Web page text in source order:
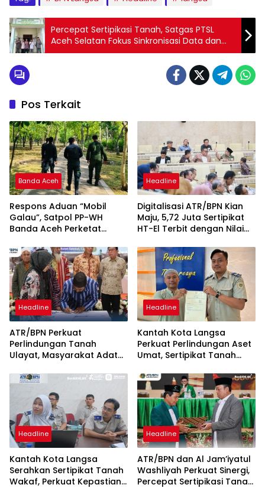
Percepat Sertipikasi Tanah, Satgas PTSL
Aceh Selatan Fokus Sinkronisasi Data dan
Pengukuran Akurat
Pos Terkait
Banda Aceh
Respons Aduan “Mobil
Galau”, Satpol PP-WH
Banda Aceh Perketat
Tibang
Headline
Digitalisasi ATR/BPN Kian
Maju, 5,72 Juta Sertipikat
HT-El Terbit dengan Nilai
Headline
ATR/BPN Perkuat
Perlindungan Tanah
Ulayat, Masyarakat Adat
Tanpa Paksaan Sertipikasi
Headline
Kantah Kota Langsa
Perkuat Perlindungan Aset
Umat, Sertipikat Tanah
Gampong Karang Anyar
Headline
Kantah Kota Langsa
Serahkan Sertipikat Tanah
Wakaf, Perkuat Kepastian
Headline
ATR/BPN dan Al Jam’iyatul
Washliyah Perkuat Sinergi,
Percepat Sertipikasi Tanah